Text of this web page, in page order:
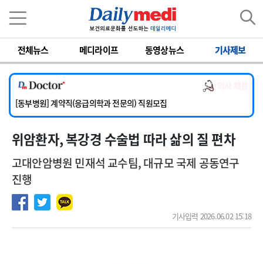
전체뉴스 메디라이프 동영상뉴스 기사제보
[서울아산병원] 2026년 하반기 인턴 모집
[영남대학교의료원] 마취통증의학과 임기제 임상의사 채용
[충남대학교병원] 소아청소년과(소아응급전담) 계약직 의사 공개채용
[동부병원] 계약직(응급의학과 전문의) 직원모집
[이대목동병원] 하반기 전공의(레지던트1년차) 모집
[서울아산병원] 2026년 하반기 인턴 모집
위암환자, 복강경 수술법 따라 삶의 질 편차
고대안암병원 민재석 교수팀, 대규모 국제 공동연구
진행
기사입력 2026.06.02 15:18